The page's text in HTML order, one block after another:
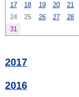
17
18 19 20 21
24
25 26 27 28
31
2017
2016